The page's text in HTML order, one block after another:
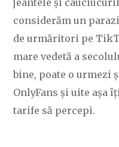
jeantele și
considerăm un
de urmăritori pe
mare vedetă a
bine, poate o urmezi
OnlyFans și uite așa
tarife să percepi.